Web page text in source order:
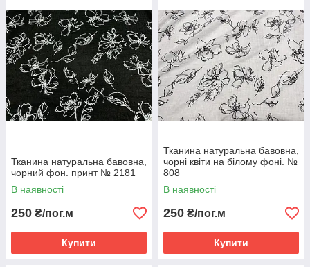
Тканина натуральна бавовна,
чорний фон. принт № 2181
В наявності
250 ₴/пог.м
Купити
Тканина натуральна бавовна,
чорні квіти на білому фоні. №
808
В наявності
250 ₴/пог.м
Купити